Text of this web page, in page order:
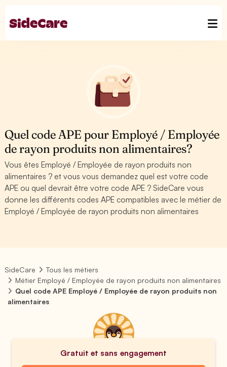
Quel code APE pour Employé / Employée
de rayon produits non alimentaires?
Vous êtes Employé / Employée de rayon produits non
alimentaires ? et vous vous demandez quel est votre code
APE ou quel devrait être votre code APE ? SideCare vous
donne les différents codes APE compatibles avec le métier de
Employé / Employée de rayon produits non alimentaires
SideCare
Tous les métiers
Métier Employé / Employée de rayon produits non alimentaires
Quel code APE Employé / Employée de rayon produits non
alimentaires
Gratuit et sans engagement